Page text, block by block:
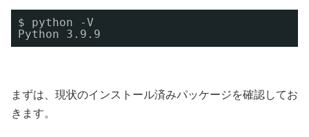
$ python -V
Python 3.9.9
まずは、現状のインストール済みパッケージを確認してお
きます。